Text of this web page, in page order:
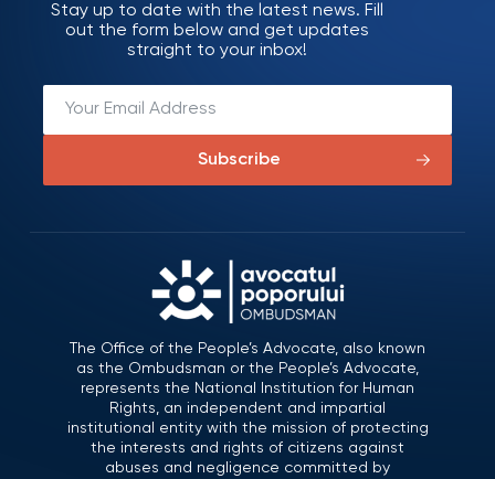
Stay up to date with the latest news. Fill
out the form below and get updates
straight to your inbox!
Subscribe
The Office of the People’s Advocate, also known
as the Ombudsman or the People’s Advocate,
represents the National Institution for Human
Rights, an independent and impartial
institutional entity with the mission of protecting
the interests and rights of citizens against
abuses and negligence committed by